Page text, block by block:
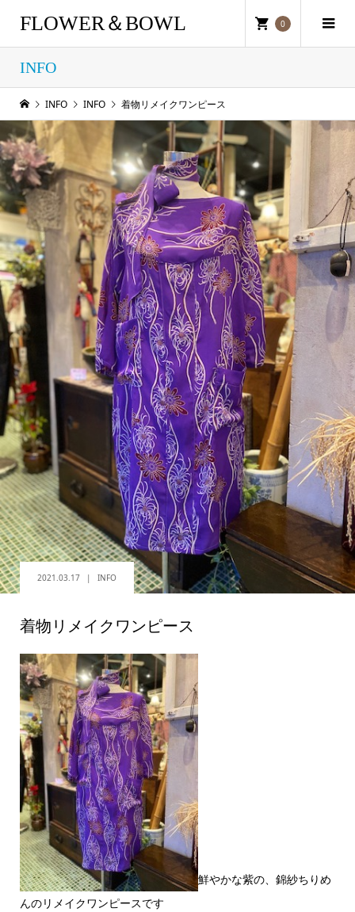
FLOWER＆BOWL 0
INFO
INFO INFO 着物リメイクワンピース
2021.03.17 INFO
着物リメイクワンピース
鮮やかな紫の、錦紗ちりめ
んのリメイクワンピースです